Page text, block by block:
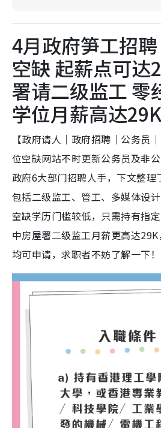
4月政府笋工招
空缺 起薪点可达
署请二级监工 零
学位月薪高达29K
【政府请人｜政府招聘｜公务员
位空缺网站不时更新公务员及非
政府6大部门招聘人手，下文整理
包括二级监工、管工、多媒体设
空缺学历门槛较低，只需持有指
中房屋署二级监工月薪更高达
均可申请，求职者不妨了解一下！